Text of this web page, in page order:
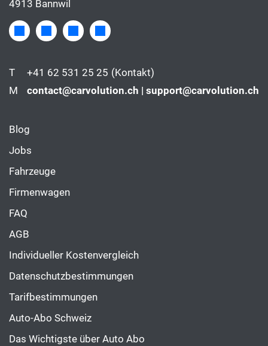
4913 Bannwil
T +41 62 531 25 25 (Kontakt)
M
contact@carvolution.ch | support@carvolution.ch
Blog
Jobs
Fahrzeuge
Firmenwagen
FAQ
AGB
Individueller Kostenvergleich
Datenschutzbestimmungen
Tarifbestimmungen
Auto-Abo Schweiz
Das Wichtigste über Auto Abo